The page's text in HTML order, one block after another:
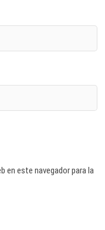
en este navegador para la